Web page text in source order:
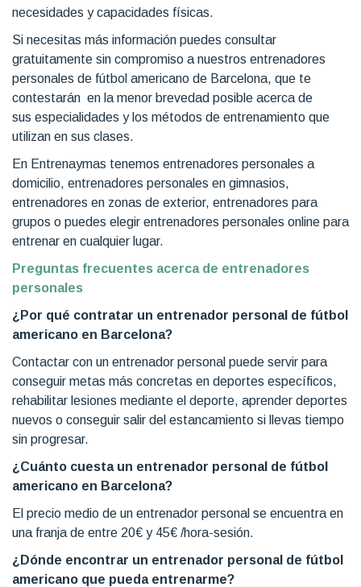
necesidades y capacidades físicas.
Si necesitas más información puedes consultar
gratuitamente sin compromiso a nuestros entrenadores
personales de fútbol americano de Barcelona, que te
contestarán en la menor brevedad posible acerca de
sus especialidades y los métodos de entrenamiento que
utilizan en sus clases.
En Entrenaymas tenemos entrenadores personales a
domicilio, entrenadores personales en gimnasios,
entrenadores en zonas de exterior, entrenadores para
grupos o puedes elegir entrenadores personales online para
entrenar en cualquier lugar.
Preguntas frecuentes acerca de entrenadores
personales
¿Por qué contratar un entrenador personal de fútbol
americano en Barcelona?
Contactar con un entrenador personal puede servir para
conseguir metas más concretas en deportes específicos,
rehabilitar lesiones mediante el deporte, aprender deportes
nuevos o conseguir salir del estancamiento si llevas tiempo
sin progresar.
¿Cuánto cuesta un entrenador personal de fútbol
americano en Barcelona?
El precio medio de un entrenador personal se encuentra en
una franja de entre 20€ y 45€ /hora-sesión.
¿Dónde encontrar un entrenador personal de fútbol
americano que pueda entrenarme?